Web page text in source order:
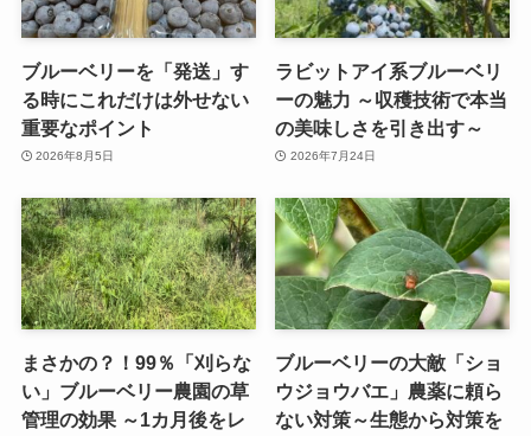
ブルーベリーを「発送」す
る時にこれだけは外せない
重要なポイント
2026年8月5日
ラビットアイ系ブルーベリ
ーの魅力 ～収穫技術で本当
の美味しさを引き出す～
2026年7月24日
まさかの？！99％「刈らな
い」ブルーベリー農園の草
管理の効果 ～1カ月後をレ
ブルーベリーの大敵「ショ
ウジョウバエ」農薬に頼ら
ない対策～生態から対策を